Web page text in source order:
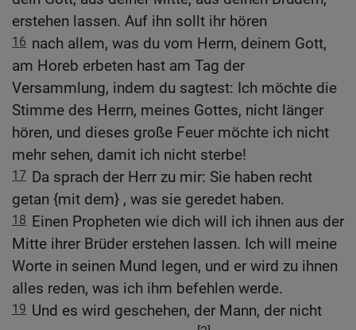
erstehen lassen. Auf ihn sollt ihr hören
16 nach allem, was du vom Herrn, deinem Gott,
am Horeb erbeten hast am Tag der
Versammlung, indem du sagtest: Ich möchte die
Stimme des Herrn, meines Gottes, nicht länger
hören, und dieses große Feuer möchte ich nicht
mehr sehen, damit ich nicht sterbe!
17 Da sprach der Herr zu mir: Sie haben recht
getan {mit dem} , was sie geredet haben.
18 Einen Propheten wie dich will ich ihnen aus der
Mitte ihrer Brüder erstehen lassen. Ich will meine
Worte in seinen Mund legen, und er wird zu ihnen
alles reden, was ich ihm befehlen werde.
19 Und es wird geschehen, der Mann, der nicht